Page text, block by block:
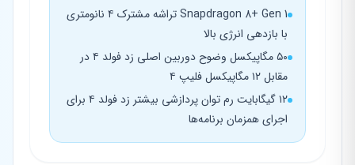
Snapdragon 8+ Gen 1 تراشه مشترک ۴ نانومتری
با بازدهی انرژی بالا
۵۰ مگاپیکسل وضوح دوربین اصلی زد فولد ۴ در
مقابل ۱۲ مگاپیکسل فلیپ ۴
۱۲ گیگابایت رم توان پردازشی بیشتر زد فولد ۴ برای
اجرای همزمان برنامه‌ها